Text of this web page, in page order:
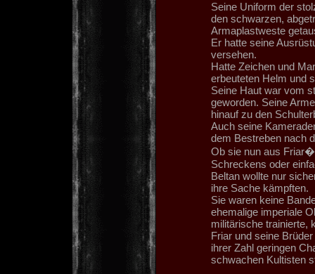
Seine Uniform der
den schwarzen,
Armaplastweste
Er hatte seine
versehen.
Hatte Zeichen und
erbeuteten Helm und
Seine Haut war vom
geworden. Seine
hinauf zu den
Auch seine
dem Bestreben nach
Ob sie nun aus
Schreckens oder
Beltan wollte nur
ihre Sache kämpften.
Sie waren keine
ehemalige imperiale
militärische trainierte,
Friar und seine
ihrer Zahl geringen
schwachen Kultisten